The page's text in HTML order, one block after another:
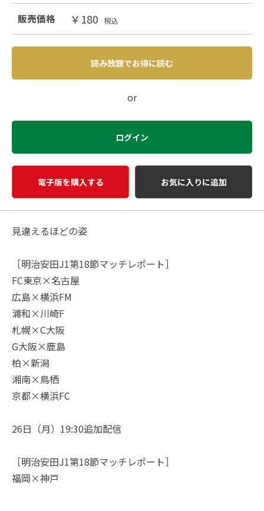
販売価格 ￥180 税込
読み放題でお得に読む
or
ログイン
電子版を購入する お気に入りに追加
見違えるほどの姿
［明治安田J1第18節マッチレポート］
FC東京×名古屋
広島×横浜FM
浦和×川崎F
札幌×C大阪
G大阪×鹿島
柏×新潟
湘南×鳥栖
京都×横浜FC
26日（月）19:30追加配信
［明治安田J1第18節マッチレポート］
福岡×神戸